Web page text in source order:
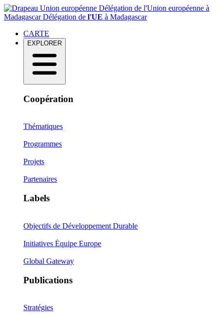
Délégation de l'Union européenne à
MadagascarDélégation de l'UE à Madagascar
CARTE
EXPLORER
Coopération
Thématiques
Programmes
Projets
Partenaires
Labels
Objectifs de Développement Durable
Initiatives Équipe Europe
Global Gateway
Publications
Stratégies